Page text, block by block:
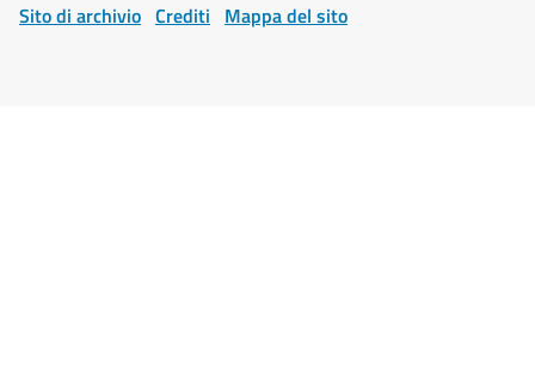
Sito di archivio Crediti Mappa del sito